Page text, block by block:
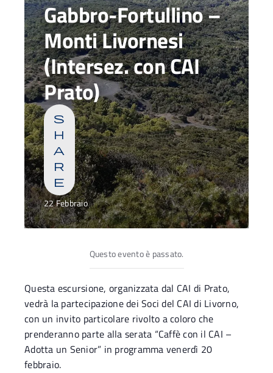
Gabbro-Fortullino –
Monti Livornesi
(Intersez. con CAI
Prato)
s
h
a
r
e
22 Febbraio
Questo evento è passato.
Questa escursione, organizzata dal CAI di Prato,
vedrà la partecipazione dei Soci del CAI di Livorno,
con un invito particolare rivolto a coloro che
prenderanno parte alla serata “Caffè con il CAI –
Adotta un Senior” in programma venerdì 20
febbraio.